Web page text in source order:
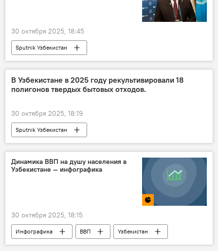
30 октября 2025, 18:45
Sputnik Узбекистан
В Узбекистане в 2025 году рекультивировали 18
полигонов твердых бытовых отходов.
30 октября 2025, 18:19
Sputnik Узбекистан
Динамика ВВП на душу населения в
Узбекистане — инфографика
30 октября 2025, 18:15
Инфографика ВВП
Узбекистан
население
статистика